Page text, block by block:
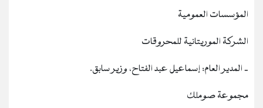
المؤسسات العمومية
الشركة الموريتانية للمحروقات
‐ المدير العام: إسماعيل عبد الفتاح، وزير سابق.
مجموعة صوملك